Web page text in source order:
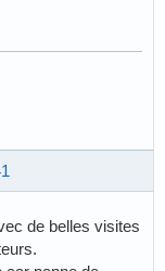
de belles visites